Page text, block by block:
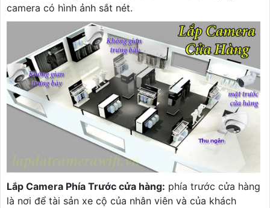
camera có hình ảnh sắt nét.
Lắp Camera Phía Trước cửa hàng: phía trước cửa hàng
là nơi để tài sản xe cộ của nhân viên và của khách